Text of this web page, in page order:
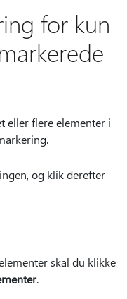
for kun
eller flere elementer i
og klik derefter
skal du klikke
.